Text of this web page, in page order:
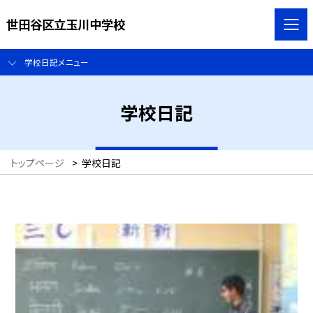
世田谷区立玉川中学校
学校日記メニュー
学校日記
トップページ > 学校日記